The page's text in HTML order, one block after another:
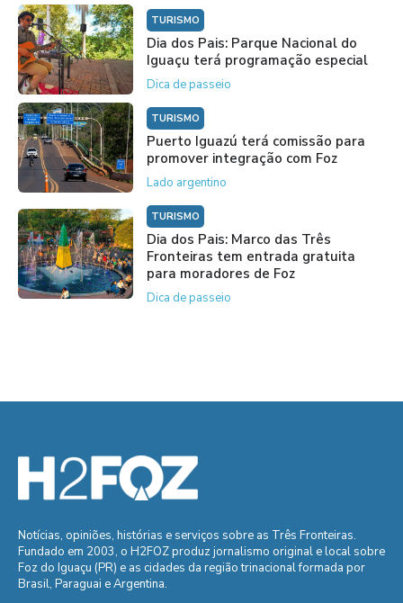
TURISMO
Dia dos Pais: Parque Nacional do
Iguaçu terá programação especial
Dica de passeio
TURISMO
Puerto Iguazú terá comissão para
promover integração com Foz
Lado argentino
TURISMO
Dia dos Pais: Marco das Três
Fronteiras tem entrada gratuita
para moradores de Foz
Dica de passeio
Notícias, opiniões, histórias e serviços sobre as Três Fronteiras.
Fundado em 2003, o H2FOZ produz jornalismo original e local sobre
Foz do Iguaçu (PR) e as cidades da região trinacional formada por
Brasil, Paraguai e Argentina.